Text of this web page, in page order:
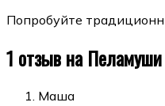
Попробуйте
1 отзыв на Пеламуши
Маша